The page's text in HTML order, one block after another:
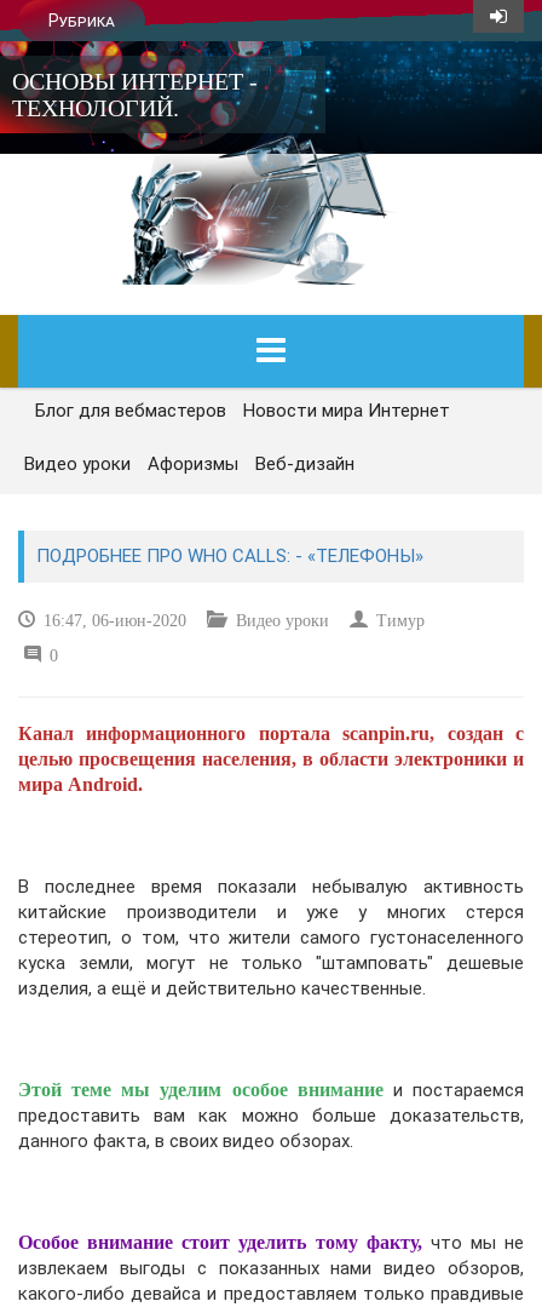
Рубрика
ОСНОВЫ ИНТЕРНЕТ -
ТЕХНОЛОГИЙ.
ГЛАВНАЯ
СЕГОДНЯ
РЕМОНТ И СОВЕТЫ
УЧЕБНИК CSS
Блог для вебмастеров Новости мира Интернет
Видео уроки Афоризмы Веб-дизайн
ПОДРОБНЕЕ ПРО WHO CALLS: - «ТЕЛЕФОНЫ»
16:47, 06-июн-2020 Видео уроки
Тимур
0
Канал информационного портала scanpin.ru, создан с
целью просвещения населения, в области электроники и
мира Android.
В последнее время показали небывалую активность
китайские производители и уже у многих стерся
стереотип, о том, что жители самого густонаселенного
куска земли, могут не только "штамповать" дешевые
изделия, а ещё и действительно качественные.
Этой теме мы уделим особое вниманиеи постараемся
предоставить вам как можно больше доказательств,
данного факта, в своих видео обзорах.
Особое внимание стоит уделить тому факту,что мы не
извлекаем выгоды с показанных нами видео обзоров,
какого-либо девайса и предоставляем только правдивые